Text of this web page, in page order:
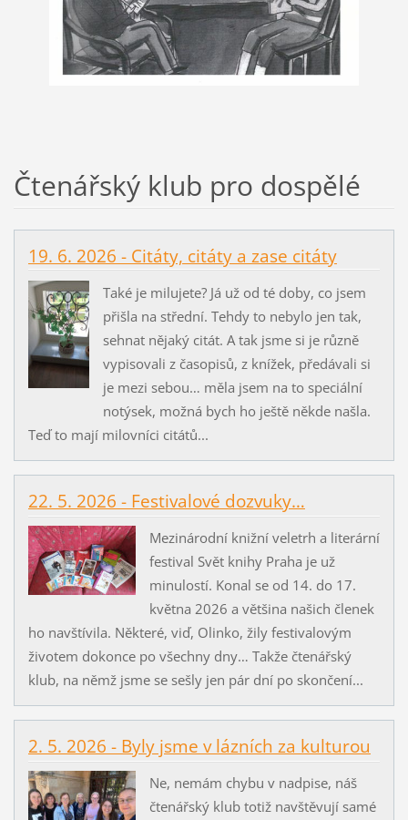
Čtenářský klub pro dospělé
19. 6. 2026 - Citáty, citáty a zase citáty
Také je milujete? Já už od té doby, co jsem
přišla na střední. Tehdy to nebylo jen tak,
sehnat nějaký citát. A tak jsme si je různě
vypisovali z časopisů, z knížek, předávali si
je mezi sebou… měla jsem na to speciální
notýsek, možná bych ho ještě někde našla.
Teď to mají milovníci citátů...
22. 5. 2026 - Festivalové dozvuky…
Mezinárodní knižní veletrh a literární
festival Svět knihy Praha je už
minulostí. Konal se od 14. do 17.
května 2026 a většina našich členek
ho navštívila. Některé, viď, Olinko, žily festivalovým
životem dokonce po všechny dny… Takže čtenářský
klub, na němž jsme se sešly jen pár dní po skončení...
2. 5. 2026 - Byly jsme v lázních za kulturou
Ne, nemám chybu v nadpise, náš
čtenářský klub totiž navštěvují samé